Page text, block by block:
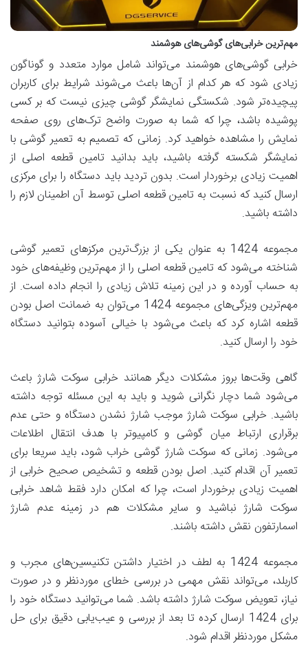
مهم‌ترین خرابی‌های گوشی‌های هوشمند
خرابی گوشی‌های هوشمند می‌تواند شامل موارد متعدد و گوناگون
زیادی شود که هر کدام از آن‌ها باعث می‌شوند شرایط برای کاربران
پیچیده‌تر شود. شکستگی نمایشگر گوشی‌ چیزی نیست که بر کسی
پوشیده باشد، چرا که شما به صورت واضح ترک‌های روی صفحه
نمایش را مشاهده خواهید کرد. زمانی که تصمیم به تعمیر گوشی با
نمایشگر شکسته گرفته باشید، باید بدانید تامین قطعه اصلی از
اهمیت زیادی برخوردار است. بدون تردید باید دستگاه را برای مرکزی
ارسال کنید که نسبت به تامین قطعه اصلی توسط آن اطمینان لازم را
داشته باشید.
مجموعه 1424 به عنوان یکی از بزرگ‌ترین مرکزهای تعمیر گوشی
شناخته می‌شود که تامین قطعه اصلی را از مهم‌ترین وظیفه‌های خود
به حساب آورده و در این زمینه تلاش زیادی را انجام داده است. از
مهم‌ترین ویزگی‌های مجموعه 1424 می‌توان به ضمانت اصل بودن
قطعه اشاره کرد که باعث می‌شود با خیالی آسوده بتوانید دستگاه
خود را ارسال کنید.
گاهی وقت‌ها بروز مشکلات دیگر همانند خرابی سوکت شارژ باعث
می‌شود شما دچار نگرانی شوید و باید به این مسئله توجه داشته
باشید. خرابی سوکت شارژ موجب شارژ نشدن دستگاه و حتی عدم
برقراری ارتباط میان گوشی و کامپیوتر با هدف انتقال اطلاعات
می‌شود. زمانی که سوکت شارژ گوشی خراب شود، باید سریعا برای
تعمیر آن اقدام کنید. اصل بودن قطعه و تشخیص صحیح خرابی از
اهمیت زیادی برخوردار است، چرا که امکان دارد فقط شاهد خرابی
سوکت شارژ نباشید و سایر مشکلات هم در زمینه عدم شارژ
اسمارتفون نقش داشته باشند.
مجموعه 1424 به لطف در اختیار داشتن تکنیسین‌های مجرب و
کاربلد، می‌تواند نقش مهمی در بررسی خطای موردنظر و در صورت
نیاز، تعویض سوکت شارژ داشته باشد. شما می‌توانید دستگاه خود را
برای 1424 ارسال کرده تا بعد از بررسی و عیب‌یابی دقیق برای حل
مشکل موردنظر اقدام شود.